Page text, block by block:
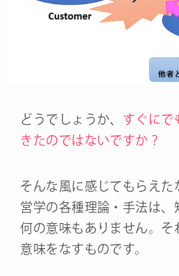
どうでしょうか、 すぐにで
きたのではないですか？
そんな風に感じてもらえた
営学の各種理論・手法は、
何の意味もありません。そ
意味をなすものです。